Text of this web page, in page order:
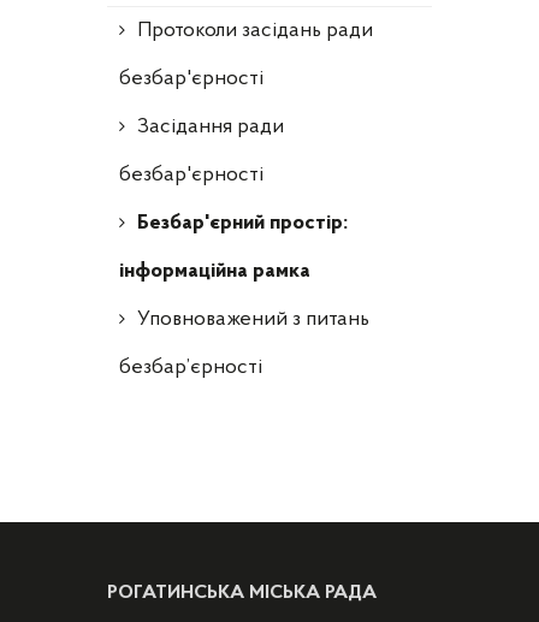
Протоколи засідань ради
безбар'єрності
Засідання ради
безбар'єрності
Безбар'єрний простір:
інформаційна рамка
Уповноважений з питань
безбар’єрності
РОГАТИНСЬКА МІСЬКА РАДА